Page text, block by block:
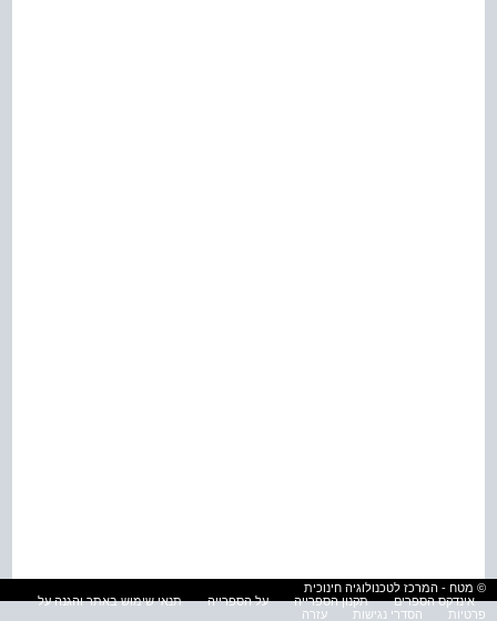
© מטח - המרכז לטכנולוגיה חינוכית
אינדקס הספרים
תקנון הספרייה על הספרייה
תנאי שימוש באתר והגנה על
פרטיות
הסדרי נגישות עזרה